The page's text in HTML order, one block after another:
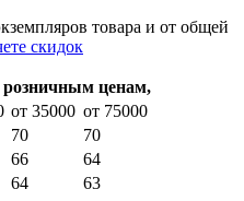
товара и от общей
скидок
розничным ценам,
от 35000 от 75000
70
70
66
64
64 63